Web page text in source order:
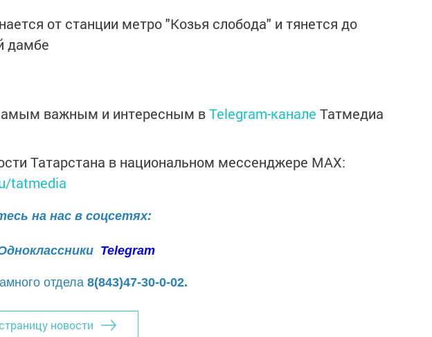
от станции метро "Козья слобода" и тянется до
дамбе
важным и интересным вTelegram-канале Татмедиа
Татарстана в национальном мессенджере MАХ:
tatmedia
на нас в соцсетях:
Telegram
отдела 8(843)47-30-0-02.
новости